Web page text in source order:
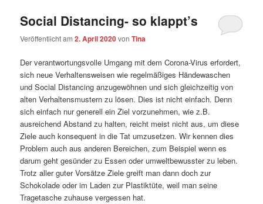
Social Distancing- so klappt’s
Veröffentlicht am2. April 2020vonTina
Der verantwortungsvolle Umgang mit dem Corona-Virus erfordert,
sich neue Verhaltensweisen wie regelmäßiges Händewaschen
und Social Distancing anzugewöhnen und sich gleichzeitig von
alten Verhaltensmustern zu lösen. Dies ist nicht einfach. Denn
sich einfach nur generell ein Ziel vorzunehmen, wie z.B.
ausreichend Abstand zu halten, reicht meist nicht aus, um diese
Ziele auch konsequent in die Tat umzusetzen. Wir kennen dies
Problem auch aus anderen Bereichen, zum Beispiel wenn es
darum geht gesünder zu Essen oder umweltbewusster zu leben.
Trotz aller guter Vorsätze Ziele greift man dann doch zur
Schokolade oder im Laden zur Plastiktüte, weil man seine
Tragetasche zuhause vergessen hat.